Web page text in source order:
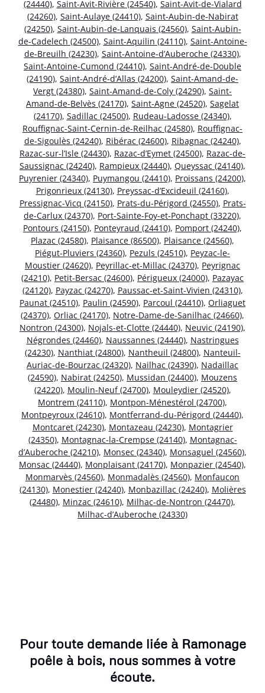
(24440), Saint-Avit-Rivière (24540), Saint-Avit-de-Vialard
(24260), Saint-Aulaye (24410), Saint-Aubin-de-Nabirat
(24250), Saint-Aubin-de-Lanquais (24560), Saint-Aubin-
de-Cadelech (24500), Saint-Aquilin (24110), Saint-Antoine-
de-Breuilh (24230), Saint-Antoine-d’Auberoche (24330),
Saint-Antoine-Cumond (24410), Saint-André-de-Double
(24190), Saint-André-d’Allas (24200), Saint-Amand-de-
Vergt (24380), Saint-Amand-de-Coly (24290), Saint-
Amand-de-Belvès (24170), Saint-Agne (24520), Sagelat
(24170), Sadillac (24500), Rudeau-Ladosse (24340),
Rouffignac-Saint-Cernin-de-Reilhac (24580), Rouffignac-
de-Sigoulès (24240), Ribérac (24600), Ribagnac (24240),
Razac-sur-l’Isle (24430), Razac-d’Eymet (24500), Razac-de-
Saussignac (24240), Rampieux (24440), Queyssac (24140),
Puyrenier (24340), Puymangou (24410), Proissans (24200),
Prigonrieux (24130), Preyssac-d’Excideuil (24160),
Pressignac-Vicq (24150), Prats-du-Périgord (24550), Prats-
de-Carlux (24370), Port-Sainte-Foy-et-Ponchapt (33220),
Pontours (24150), Ponteyraud (24410), Pomport (24240),
Plazac (24580), Plaisance (86500), Plaisance (24560),
Piégut-Pluviers (24360), Pezuls (24510), Peyzac-le-
Moustier (24620), Peyrillac-et-Millac (24370), Peyrignac
(24210), Petit-Bersac (24600), Périgueux (24000), Pazayac
(24120), Payzac (24270), Paussac-et-Saint-Vivien (24310),
Paunat (24510), Paulin (24590), Parcoul (24410), Orliaguet
(24370), Orliac (24170), Notre-Dame-de-Sanilhac (24660),
Nontron (24300), Nojals-et-Clotte (24440), Neuvic (24190),
Négrondes (24460), Naussannes (24440), Nastringues
(24230), Nanthiat (24800), Nantheuil (24800), Nanteuil-
Auriac-de-Bourzac (24320), Nailhac (24390), Nadaillac
(24590), Nabirat (24250), Mussidan (24400), Mouzens
(24220), Moulin-Neuf (24700), Mouleydier (24520),
Montrem (24110), Montpon-Ménestérol (24700),
Montpeyroux (24610), Montferrand-du-Périgord (24440),
Montcaret (24230), Montazeau (24230), Montagrier
(24350), Montagnac-la-Crempse (24140), Montagnac-
d’Auberoche (24210), Monsec (24340), Monsaguel (24560),
Monsac (24440), Monplaisant (24170), Monpazier (24540),
Monmarvès (24560), Monmadalès (24560), Monfaucon
(24130), Monestier (24240), Monbazillac (24240), Molières
(24480), Minzac (24610), Milhac-de-Nontron (24470),
Milhac-d’Auberoche (24330)
Pour toute demande liée à Ramonage
poêle à bois, nous sommes à votre
écoute.